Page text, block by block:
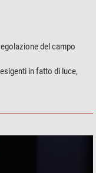
del campo
in fatto di luce,